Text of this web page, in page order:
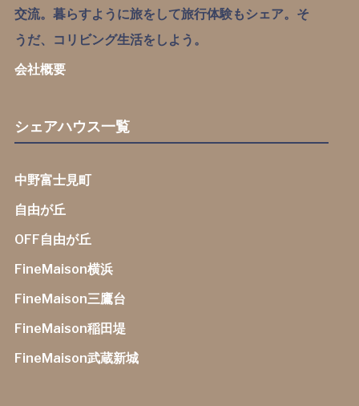
交流。暮らすように旅をして旅行体験もシェア。そ
うだ、コリビング生活をしよう。
会社概要
シェアハウス一覧
中野富士見町
自由が丘
OFF自由が丘
FineMaison横浜
FineMaison三鷹台
FineMaison稲田堤
FineMaison武蔵新城